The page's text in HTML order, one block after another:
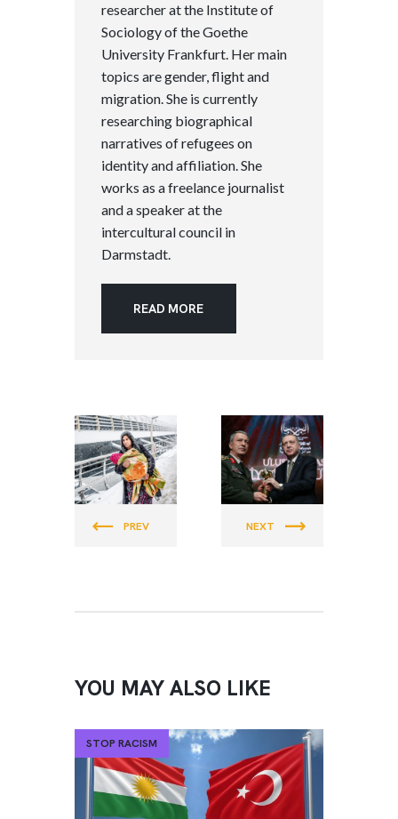
researcher at the Institute of
Sociology of the Goethe
University Frankfurt. Her main
topics are gender, flight and
migration. She is currently
researching biographical
narratives of refugees on
identity and affiliation. She
works as a freelance journalist
and a speaker at the
intercultural council in
Darmstadt.
READ MORE
PEACE &
JUSTICE
PREV
PEACE &
JUSTICE
NEXT
YOU MAY ALSO LIKE
STOP RACISM